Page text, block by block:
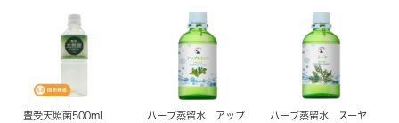
豊受天照菌500mL
ハーブ蒸留水 アップ
ハーブ蒸留水 スーヤ